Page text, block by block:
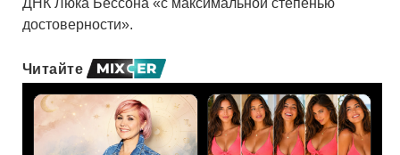
ДНК Люка Бессона «с максимальной степенью
достоверности».
Читайте